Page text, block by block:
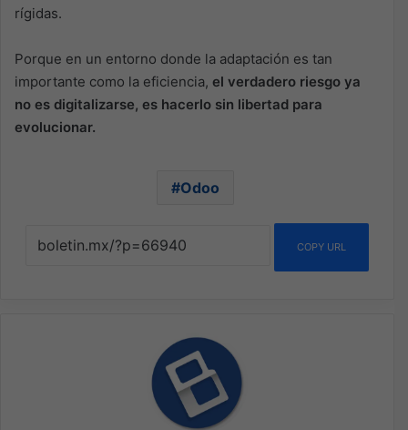
rígidas.
Porque en un entorno donde la adaptación es tan
importante como la eficiencia, el verdadero riesgo ya
no es digitalizarse, es hacerlo sin libertad para
evolucionar.
Odoo
COPY URL